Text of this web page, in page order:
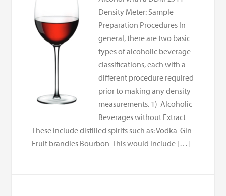
Density Meter: Sample
Preparation Procedures In
general, there are two basic
types of alcoholic beverage
classifications, each with a
different procedure required
prior to making any density
measurements. 1) Alcoholic
Beverages without Extract
These include distilled spirits such as: Vodka Gin
Fruit brandies Bourbon This would include […]